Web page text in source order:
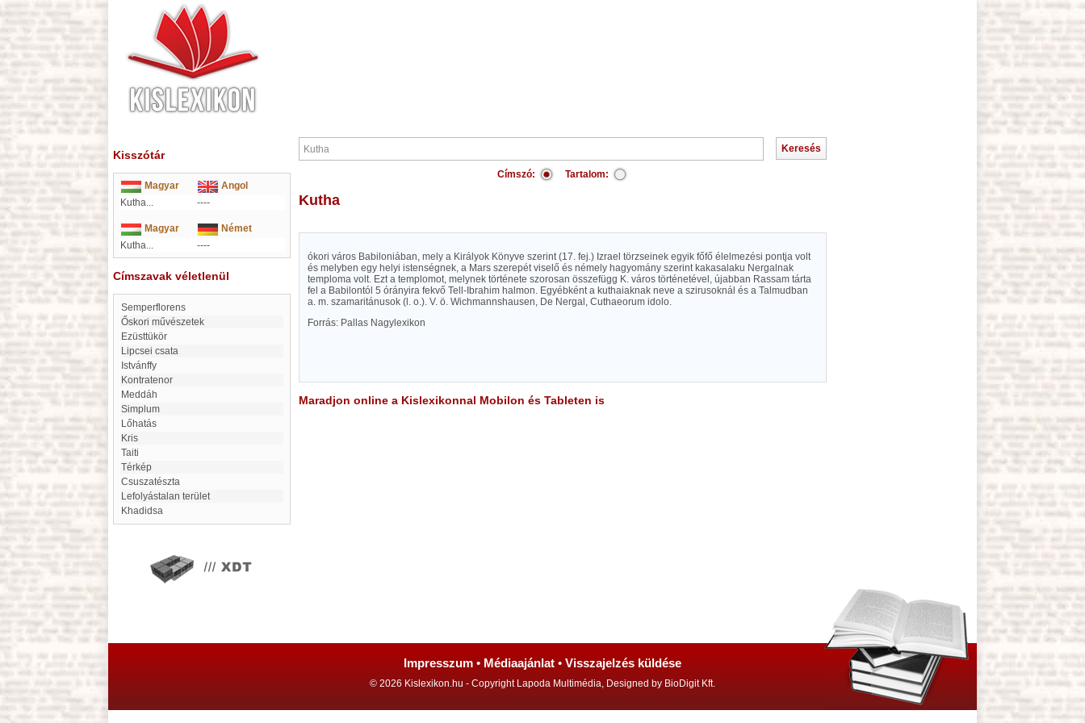
Kisszótár
Magyar
Angol
Kutha...
----
Magyar
Német
Kutha...
----
Címszavak véletlenül
Semperflorens
őskori művészetek
Ezüsttükör
Lipcsei csata
Istvánffy
Kontratenor
Meddáh
Simplum
Lőhatás
kris
Taiti
Térkép
csuszatészta
lefolyástalan terület
Khadidsa
Címszó: Tartalom:
Kutha
ókori város Babiloniában, mely a Királyok Könyve szerint (17. fej.) Izrael törzseinek egyik főfő élelmezési pontja volt
és melyben egy helyi istenségnek, a Mars szerepét viselő és némely hagyomány szerint kakasalaku Nergalnak
temploma volt. Ezt a templomot, melynek története szorosan összefügg K. város történetével, újabban Rassam tárta
fel a Babilontól 5 órányira fekvő Tell-Ibrahim halmon. Egyébként a kuthaiaknak neve a szirusoknál és a Talmudban
a. m. szamaritánusok (l. o.). V. ö. Wichmannshausen, De Nergal, Cuthaeorum idolo.
Forrás: Pallas Nagylexikon
Maradjon online a Kislexikonnal Mobilon és Tableten is
Impresszum • Médiaajánlat • Visszajelzés küldése
© 2026 Kislexikon.hu - Copyright Lapoda Multimédia, Designed by BioDigit Kft.